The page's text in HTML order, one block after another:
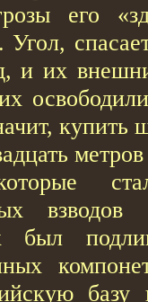
его
и их
взводов
был